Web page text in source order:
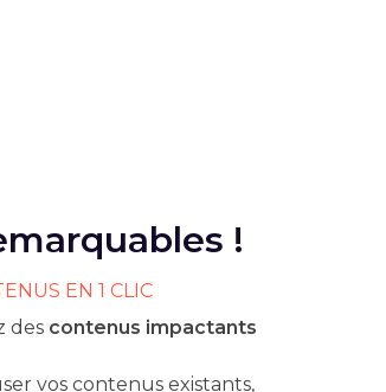
!
EN 1 CLIC
des contenus impactants
vos contenus existants,